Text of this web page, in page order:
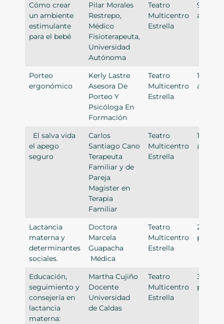
Cómo crear
un ambiente
estimulante
para el bebé
Pilar Morales
Restrepo,
Médico
Fisioterapeuta,
Universidad
Autónoma
Teatro
Multicentro
Estrella
9: 00
a.m.
Porteo
ergonómico
Kerly Lastre
Asesora De
Porteo Y
Psicóloga En
Formación
Teatro
Multicentro
Estrella
10:00
a.m.
El salva vida
el apego
seguro
Carlos
Santiago Cano
Terapeuta
Familiar y de
Pareja
Magister en
Terapia
Familiar
Teatro
Multicentro
Estrella
11:00
a.m.
Lactancia
materna y
determinantes
sociales.
Doctora
Marcela
Guapacha
Médica
Teatro
Multicentro
Estrella
2.00
p.m.
Educación,
seguimiento y
consejería en
lactancia
materna:
Martha Cujiño
Docente
Universidad
de Caldas
Teatro
Multicentro
Estrella
3:00
p.m.